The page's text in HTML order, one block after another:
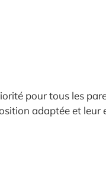
pour tous les
adaptée et